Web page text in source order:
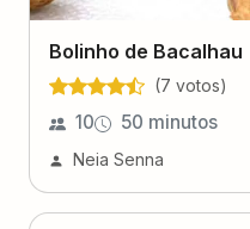
Bolinho de Bacalhau
(7 votos)
10 50 minutos
Neia Senna